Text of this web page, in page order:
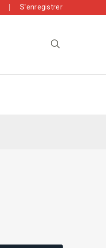
S'enregistrer